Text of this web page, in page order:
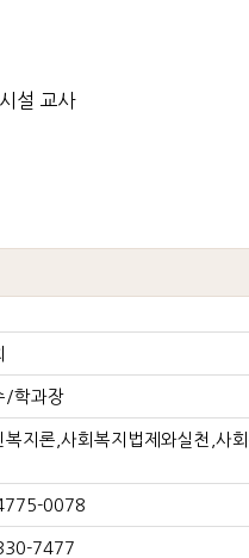
설 교사
/학과장
복지론,사회복지법제와실천,사
0078
7477